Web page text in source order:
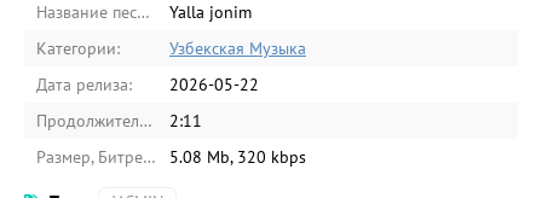
Название песни:
Yalla jonim
Категории:
Узбекская Музыка
Дата релиза:
2026-05-22
Продолжительность:
2:11
Размер, Битрейт:
5.08 Mb, 320 kbps